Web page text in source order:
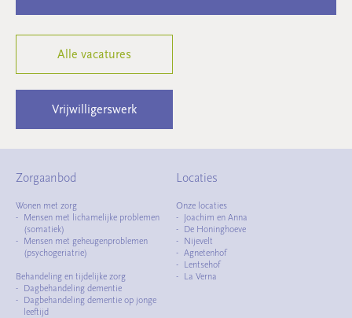
Alle vacatures
Vrijwilligerswerk
Zorgaanbod
Wonen met zorg
Mensen met lichamelijke problemen
(somatiek)
Mensen met geheugenproblemen
(psychogeriatrie)
Behandeling en tijdelijke zorg
Dagbehandeling dementie
Dagbehandeling dementie op jonge
leeftijd
Locaties
Onze locaties
Joachim en Anna
De Honinghoeve
Nijevelt
Agnetenhof
Lentsehof
La Verna